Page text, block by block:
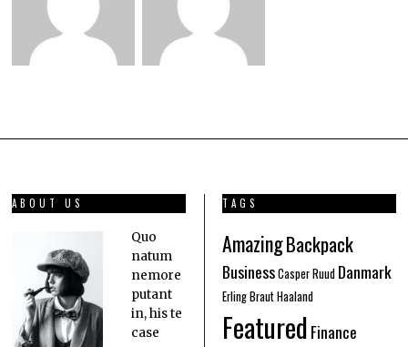
ABOUT US
Quo
natum
nemore
putant
in, his te
case
TAGS
AmazingBackpack
BusinessCasper Ruud Danmark
Erling Braut Haaland
FeaturedFinance